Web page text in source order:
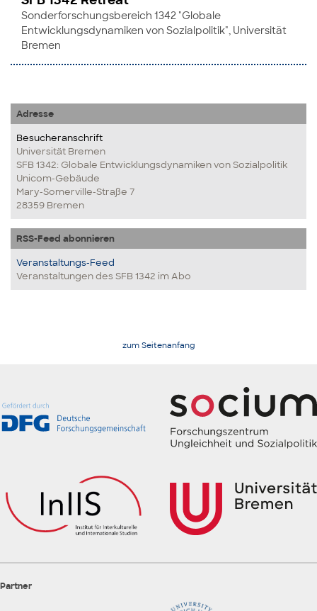
Sonderforschungsbereich 1342 "Globale
Entwicklungsdynamiken von Sozialpolitik", Universität
Bremen
Adresse
Besucheranschrift
Universität Bremen
SFB 1342: Globale Entwicklungsdynamiken von Sozialpolitik
Unicom-Gebäude
Mary-Somerville-Straße 7
28359 Bremen
RSS-Feed abonnieren
Veranstaltungs-Feed
Veranstaltungen des SFB 1342 im Abo
zum Seitenanfang
Partner